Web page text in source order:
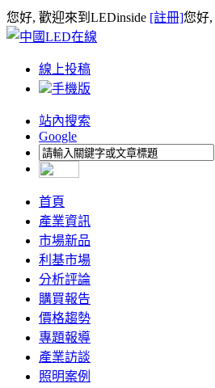
您好, 歡迎來到LEDinside [註冊]您好,
線上投稿
手機版
站內搜索
Google
首頁
產業資訊
市場新品
利基市場
分析評論
購買報告
價格趨勢
專題報導
產業訪談
照明案例